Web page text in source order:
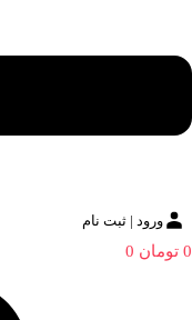
ورود | ثبت نام
0 تومان 0